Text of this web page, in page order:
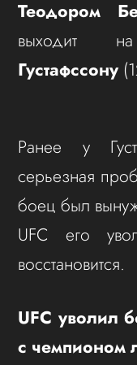
Теодором
выходит
Густафссону
Ранее у
серьезная
боец был
UFC его
восстановится.
UFC уволил
с чемпионом